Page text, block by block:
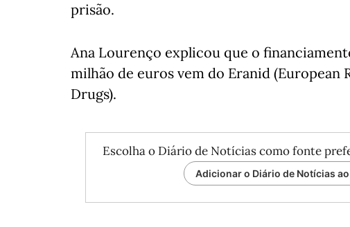
prisão.
Ana Lourenço explicou que o
milhão de euros vem do Eranid
Drugs).
Escolha o Diário de Notícias como fonte
Adicionar o Diário de Notícias